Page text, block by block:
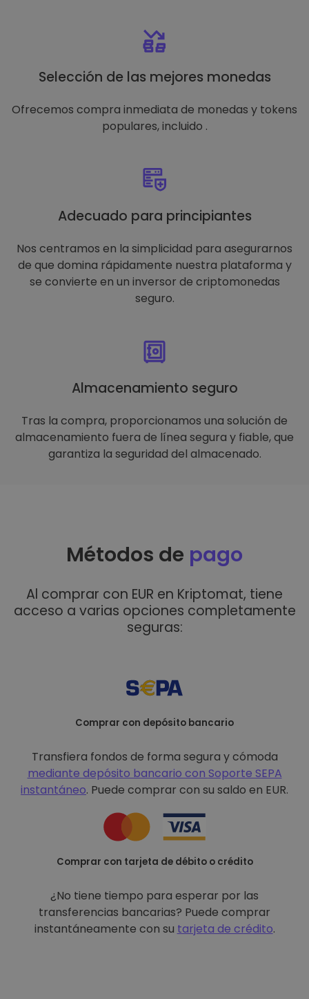
Selección de las mejores monedas
Ofrecemos compra inmediata de monedas y tokens
populares, incluido .
Adecuado para principiantes
Nos centramos en la simplicidad para asegurarnos
de que domina rápidamente nuestra plataforma y
se convierte en un inversor de criptomonedas
seguro.
Almacenamiento seguro
Tras la compra, proporcionamos una solución de
almacenamiento fuera de línea segura y fiable, que
garantiza la seguridad del almacenado.
Métodos de pago
Al comprar con EUR en Kriptomat, tiene
acceso a varias opciones completamente
seguras:
Comprar con depósito bancario
Transfiera fondos de forma segura y cómoda
mediante depósito bancario con Soporte SEPA
instantáneo. Puede comprar con su saldo en EUR.
Comprar con tarjeta de débito o crédito
¿No tiene tiempo para esperar por las
transferencias bancarias? Puede comprar
instantáneamente con su tarjeta de crédito.